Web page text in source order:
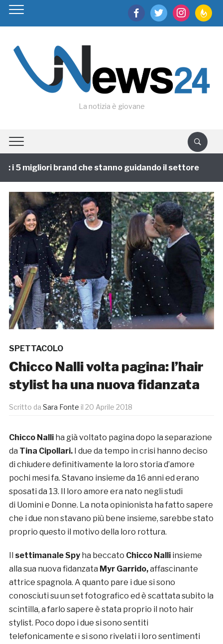
facebooktwitter instagram
La notizia è giovane
5 migliori brand che stanno guidando il settore
SPETTACOLO
Chicco Nalli volta pagina: l’hair
stylist ha una nuova fidanzata
Scritto da Sara Fonte il 20 Aprile 2018
Chicco Nalliha già voltato pagina dopo la separazione
da Tina Cipollari. I due da tempo in crisi hanno deciso
di chiudere definitivamente la loro storia d’amore
pochi mesi fa. Stavano insieme da 16 anni ed erano
sposati da 13. Il loro amore era nato negli studi
di Uomini e Donne. La nota opinionista ha fatto sapere
che i due non stavano più bene insieme, sarebbe stato
proprio questo il motivo della loro rottura.
Il settimanale Spyha beccato Chicco Nalli insieme
alla sua nuova fidanzata Myr Garrido,affascinante
attrice spagnola. A quanto pare i due si sono
conosciuti su un set fotografico ed è scattata subito la
scintilla, a farlo sapere è stata proprio il noto hair
stylist. Poco dopo i due si sono sentiti
telefonicamente e si sono rivelati i loro sentimenti